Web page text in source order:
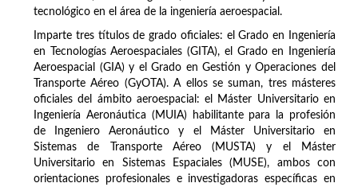
tecnológico en el área de la ingeniería aeroespacial.
Imparte tres títulos de grado oficiales: el Grado en Ingeniería
en Tecnologías Aeroespaciales (GITA), el Grado en Ingeniería
Aeroespacial (GIA) y el Grado en Gestión y Operaciones del
Transporte Aéreo (GyOTA). A ellos se suman, tres másteres
oficiales del ámbito aeroespacial: el Máster Universitario en
Ingeniería Aeronáutica (MUIA) habilitante para la profesión
de Ingeniero Aeronáutico y el Máster Universitario en
Sistemas de Transporte Aéreo (MUSTA) y el Máster
Universitario en Sistemas Espaciales (MUSE), ambos con
orientaciones profesionales e investigadoras específicas en